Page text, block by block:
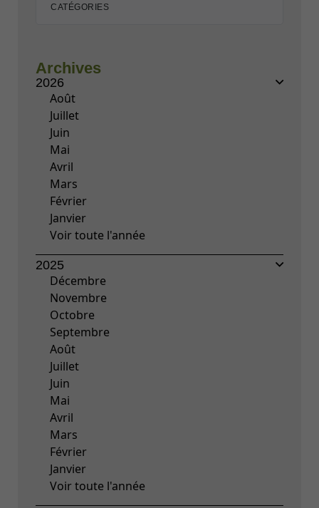
CATÉGORIES
Archives
2026
Août
Juillet
Juin
Mai
Avril
Mars
Février
Janvier
Voir toute l'année
2025
Décembre
Novembre
Octobre
Septembre
Août
Juillet
Juin
Mai
Avril
Mars
Février
Janvier
Voir toute l'année